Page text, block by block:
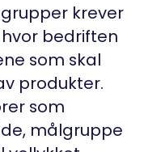
krever
bedriften
som skal
produkter.
som
målgruppe